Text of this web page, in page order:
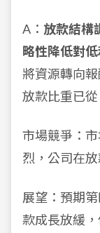
A： 放款結構
略性降低對
將資源轉向
放款比重已從
市場競爭：
烈，公司在
展望：預期
款成長放緩